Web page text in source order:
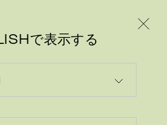
で表示する